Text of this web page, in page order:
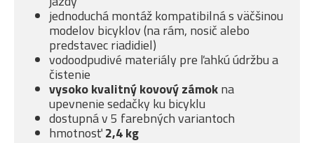
jednoduchá montáž kompatibilná s väčšinou
modelov bicyklov (na rám, nosič alebo
predstavec riadidiel)
vodoodpudivé materiály pre ľahkú údržbu a
čistenie
vysoko kvalitný kovový zámokna
upevnenie sedačky ku bicyklu
dostupná v 5 farebných variantoch
hmotnosť2,4 kg